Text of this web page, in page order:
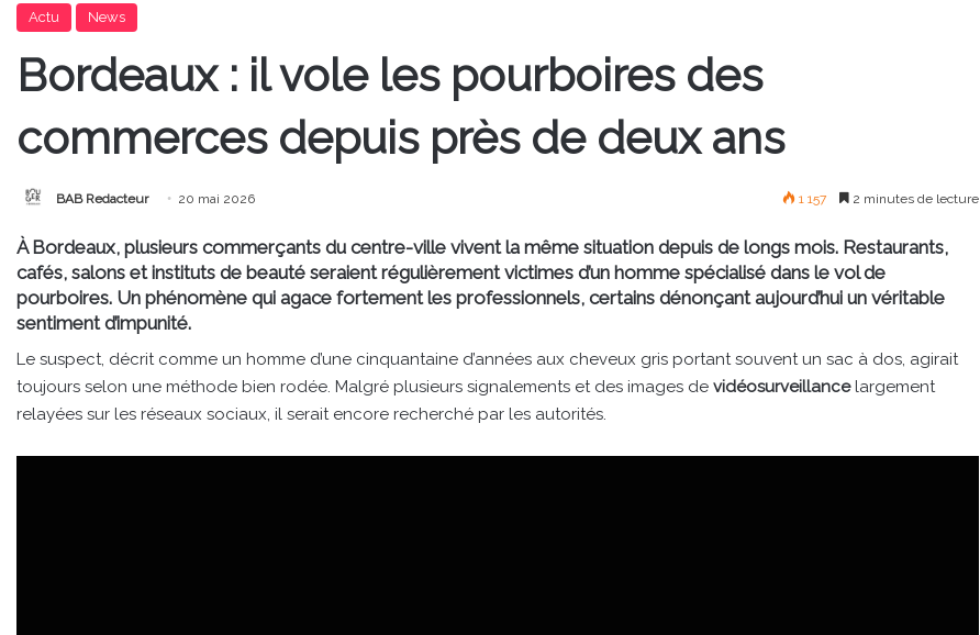
Actu News
Bordeaux : il vole les pourboires des
commerces depuis près de deux ans
BAB Redacteur 20 mai 2026 1 157 2 minutes de lecture
À Bordeaux, plusieurs commerçants du centre-ville vivent la même situation depuis de longs mois. Restaurants,
cafés, salons et instituts de beauté seraient régulièrement victimes d’un homme spécialisé dans le vol de
pourboires. Un phénomène qui agace fortement les professionnels, certains dénonçant aujourd’hui un véritable
sentiment d’impunité.
Le suspect, décrit comme un homme d’une cinquantaine d’années aux cheveux gris portant souvent un sac à dos, agirait
toujours selon une méthode bien rodée. Malgré plusieurs signalements et des images de vidéosurveillancelargement
relayées sur les réseaux sociaux, il serait encore recherché par les autorités.